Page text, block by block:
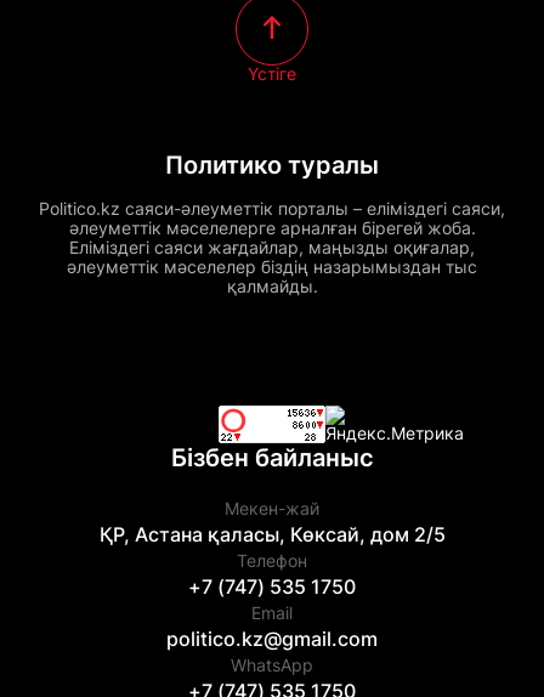
Политико туралы
Politico.kz саяси-әлеуметтік порталы – еліміздегі саяси,
әлеуметтік мәселелерге арналған бірегей жоба.
Еліміздегі саяси жағдайлар, маңызды оқиғалар,
әлеуметтік мәселелер біздің назарымыздан тыс
қалмайды.
Үстіге
Бізбен байланыс
Мекен-жай
ҚР, Астана қаласы, Көксай, дом 2/5
Телефон
+7 (747) 535 1750
Email
politico.kz@gmail.com
WhatsApp
+7 (747) 535 1750